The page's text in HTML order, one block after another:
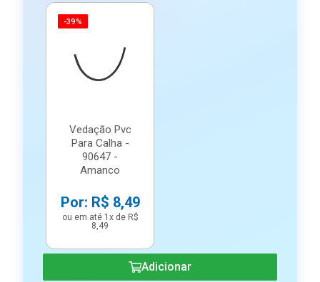
-39%
Vedação Pvc
Para Calha -
90647 -
Amanco
Por: R$ 8,49
ou em até 1x de R$
8,49
Adicionar